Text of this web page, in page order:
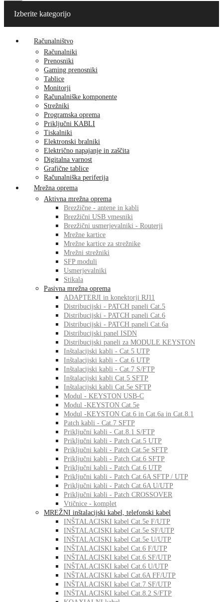
Izberite kategorijo
Računalništvo
Računalniki
Prenosniki
Gaming prenosniki
Tablice
Monitorji
Računalniške komponente
Strežniki
Programska oprema
Priključni KABLI
Tiskalniki
Elektronski bralniki
Električno napajanje in zaščita
Digitalna varnost
Grafične tablice
Računalniška periferija
Mrežna oprema
Aktivna mrežna oprema
Brezžične - antene in kabli
Brezžični USB vmesniki
Brezžični usmerjevalniki - Routerji
Mrežne kartice
Mrežne kartice za strežnike
Mrežni strežniki
SFP moduli
Usmerjevalniki
Stikala
Pasivna mrežna oprema
ADAPTERJI in konektorji RJ11
Distribucijski - PATCH paneli Cat.5
Distribucijski - PATCH paneli Cat.6
Distribucijski - PATCH paneli Cat.6a
Distribucijski panel ISDN
Distribucijski paneli za MODULE KEYSTON
Inštalacijski kabli - Cat.5 UTP
Inštalacijski kabli - Cat.6 UTP
Inštalacijski kabli - Cat.7 S/FTP
Inštalacijski kabli Cat.5 SFTP
Inštalacijski kabli Cat.5e SFTP
Modul - KEYSTON USB-C
Modul -KEYSTON Cat.5e
Modul -KEYSTON Cat.6 in Cat.6a in Cat.8.1
Patch kabli - Cat.7 SFTP
Priključni kabli - Cat.8.1 S/FTP
Priključni kabli - Patch Cat.5 UTP
Priključni kabli - Patch Cat.5e SFTP
Priključni kabli - Patch Cat.6 SFTP
Priključni kabli - Patch Cat.6 UTP
Priključni kabli - Patch Cat.6A SFTP / UTP
Priključni kabli - Patch Cat.6A U/UTP
Priključni kabli - Patch CROSSOVER
Vtičnice - komplet
MREŽNI inštalacijski kabel, telefonski kabel
INŠTALACISKI kabel Cat.5e F/UTP
INŠTALACISKI kabel Cat.5e SF/UTP
INŠTALACISKI kabel Cat.5e U/UTP
INŠTALACISKI kabel Cat.6 F/UTP
INŠTALACISKI kabel Cat.6 SF/UTP
INŠTALACISKI kabel Cat.6 U/UTP
INŠTALACISKI kabel Cat.6A FF/UTP
INŠTALACISKI kabel Cat.7 SF/UTP
INŠTALACISKI kabel Cat.8.2 S/FTP